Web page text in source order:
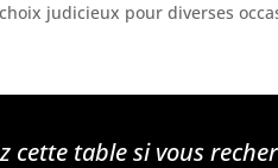
judicieux pour diverses
cette table si vous